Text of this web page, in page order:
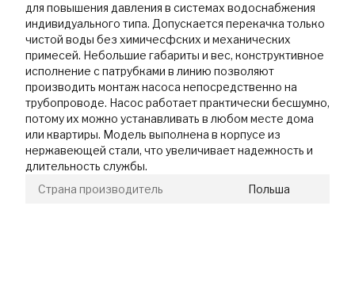
для повышения давления в системах водоснабжения
индивидуального типа. Допускается перекачка только
чистой воды без химичесфских и механических
примесей. Небольшие габариты и вес, конструктивное
исполнение с патрубками в линию позволяют
производить монтаж насоса непосредственно на
трубопроводе. Насос работает практически бесшумно,
потому их можно устанавливать в любом месте дома
или квартиры. Модель выполнена в корпусе из
нержавеющей стали, что увеличивает надежность и
длительность службы.
Страна производитель
Польша